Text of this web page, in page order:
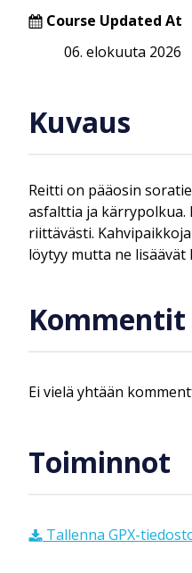
Course Updated At
06. elokuuta 2026
Kuvaus
Reitti on pääosin
asfalttia ja kärrypolkua.
riittävästi.
löytyy mutta ne lisäävät
Kommentit
Ei vielä yhtään
Toiminnot
Tallenna GPX-